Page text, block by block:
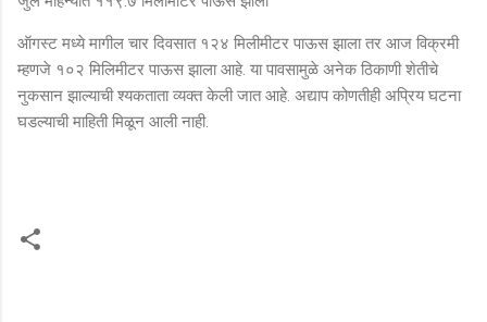
ऑगस्ट मध्ये मागील चार दिवसात १२४ मिलीमीटर पाऊस झाला तर आज विक्रमी
म्हणजे १०२ मिलिमीटर पाऊस झाला आहे. या पावसामुळे अनेक ठिकाणी शेतीचे
नुकसान झाल्याची श्यकताता व्यक्त केली जात आहे. अद्याप कोणतीही अप्रिय घटना
घडल्याची माहिती मिळून आली नाही.